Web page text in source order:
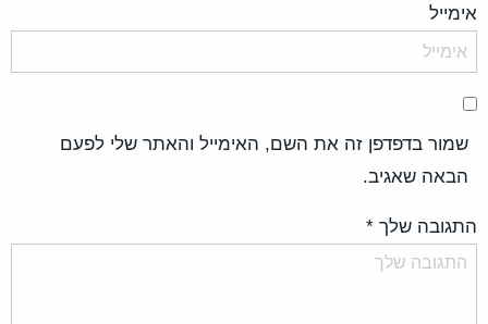
אימייל
שמור בדפדפן זה את השם, האימייל והאתר שלי לפעם
הבאה שאגיב.
התגובה שלך *